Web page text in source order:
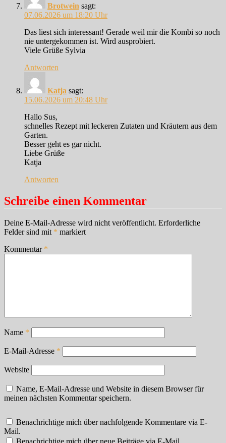
Brotwein sagt:
07.06.2026 um 18:20 Uhr
Das liest sich interessant! Gerade weil mir die Kombi so noch
nie untergekommen ist. Wird ausprobiert.
Viele Grüße Sylvia
Antworten
Katja sagt:
15.06.2026 um 20:48 Uhr
Hallo Sus,
schnelles Rezept mit leckeren Zutaten und Kräutern aus dem
Garten.
Besser geht es gar nicht.
Liebe Grüße
Katja
Antworten
Schreibe einen Kommentar
Deine E-Mail-Adresse wird nicht veröffentlicht. Erforderliche
Felder sind mit * markiert
Kommentar *
Name *
E-Mail-Adresse *
Website
Name, E-Mail-Adresse und Website in diesem Browser für
meinen nächsten Kommentar speichern.
Benachrichtige mich über nachfolgende Kommentare via E-
Mail.
Benachrichtige mich über neue Beiträge via E-Mail.